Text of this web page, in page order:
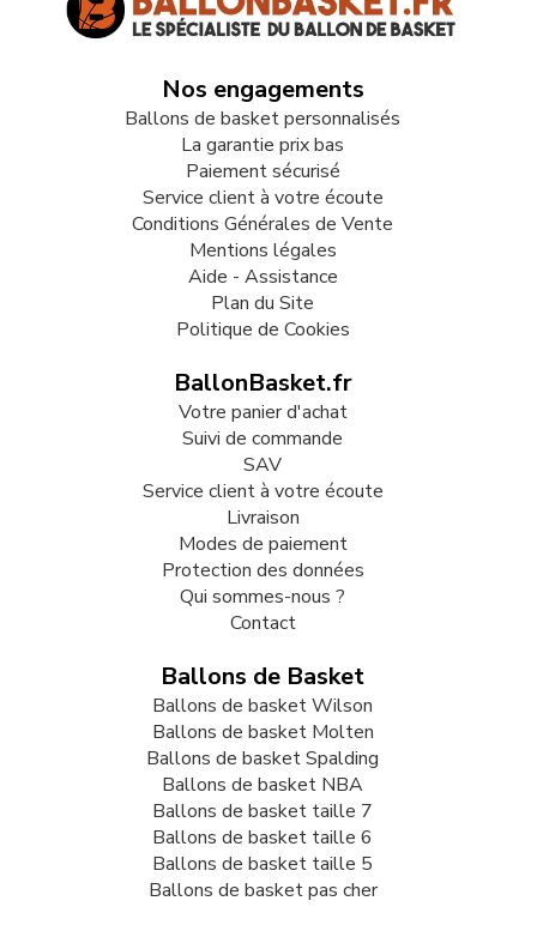
Nos engagements
Ballons de basket personnalisés
La garantie prix bas
Paiement sécurisé
Service client à votre écoute
Conditions Générales de Vente
Mentions légales
Aide - Assistance
Plan du Site
Politique de Cookies
BallonBasket.fr
Votre panier d'achat
Suivi de commande
SAV
Service client à votre écoute
Livraison
Modes de paiement
Protection des données
Qui sommes-nous ?
Contact
Ballons de Basket
Ballons de basket Wilson
Ballons de basket Molten
Ballons de basket Spalding
Ballons de basket NBA
Ballons de basket taille 7
Ballons de basket taille 6
Ballons de basket taille 5
Ballons de basket pas cher